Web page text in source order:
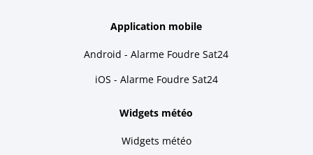
Application mobile
Android - Alarme Foudre Sat24
iOS - Alarme Foudre Sat24
Widgets météo
Widgets météo